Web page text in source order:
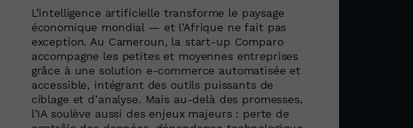
L’intelligence artificielle transforme le paysage
économique mondial — et l’Afrique ne fait pas
exception. Au Cameroun, la start-up Comparo
accompagne les petites et moyennes entreprises
grâce à une solution e-commerce automatisée et
accessible, intégrant des outils puissants de
ciblage et d’analyse. Mais au-delà des promesses,
l’IA soulève aussi des enjeux majeurs : perte de